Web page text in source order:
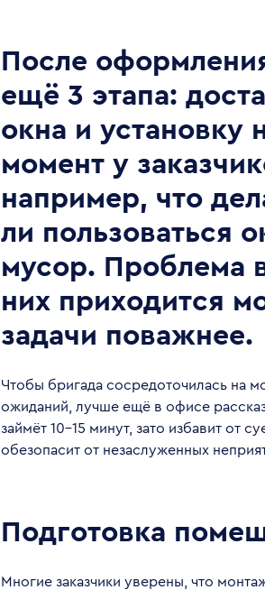
После
ещё 3 этапа:
окна и установку
момент у
например, что
ли пользоваться
мусор. Проблема
них приходится
задачи поважнее.
Чтобы бригада сосредоточилась на
ожиданий, лучше ещё в офисе
займёт 10-15 минут, зато избавит от
обезопасит от незаслуженных
Подготовка
Многие заказчики уверены, что